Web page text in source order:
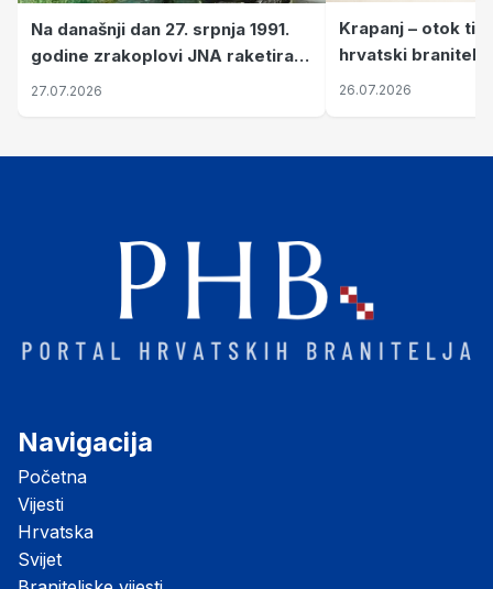
Na današnji dan 27. srpnja 1991.
godine zrakoplovi JNA raketirali
su vojarnu i obučni centar "Nikola
27.07.2026
Krapanj – otok
hrvatski branitelji
pronalaze mir
26.07.2026
Navigacija
Početna
Vijesti
Hrvatska
Svijet